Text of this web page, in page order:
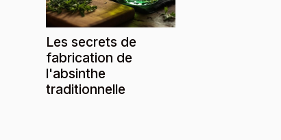
Les secrets de
fabrication de
l'absinthe
traditionnelle